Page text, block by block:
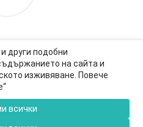
други подобни
на сайта и
изживяване. Повече
всички
990
за връзка